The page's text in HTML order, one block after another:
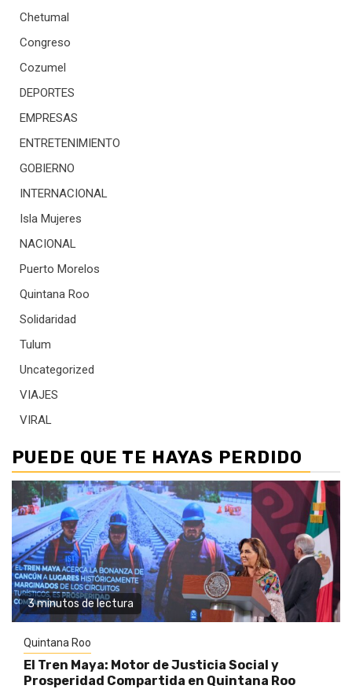
Chetumal
Congreso
Cozumel
DEPORTES
EMPRESAS
ENTRETENIMIENTO
GOBIERNO
INTERNACIONAL
Isla Mujeres
NACIONAL
Puerto Morelos
Quintana Roo
Solidaridad
Tulum
Uncategorized
VIAJES
VIRAL
PUEDE QUE TE HAYAS PERDIDO
3 minutos de lectura
Quintana Roo
El Tren Maya: Motor de Justicia Social y
Prosperidad Compartida en Quintana Roo